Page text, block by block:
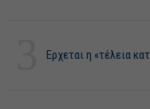
Ερχεται η «τέλεια